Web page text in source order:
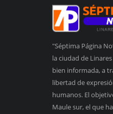
"Séptima Página
la ciudad de
bien informada, a
libertad de
humanos. El
Maule sur, el que